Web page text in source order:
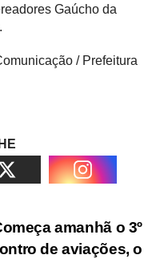
Gaúcho da
/ Prefeitura
amanhã o 3º
de aviações, o